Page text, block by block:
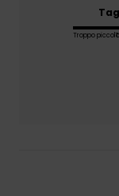
Troppo piccolo